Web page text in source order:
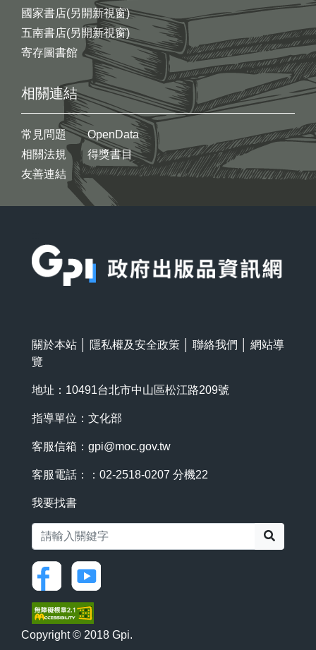
國家書店(另開新視窗)
五南書店(另開新視窗)
寄存圖書館
相關連結
常見問題
相關法規
友善連結
OpenData
得獎書目
關於本站 隱私權及安全政策 聯絡我們
網站導
覽
地址：10491台北市中山區松江路209號
指導單位：文化部
客服信箱： gpi@moc.gov.tw
客服電話：：02-2518-0207 分機22
我要找書
Copyright © 2018 Gpi.